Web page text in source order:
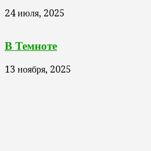
24 июля, 2025
В Темноте
13 ноября, 2025